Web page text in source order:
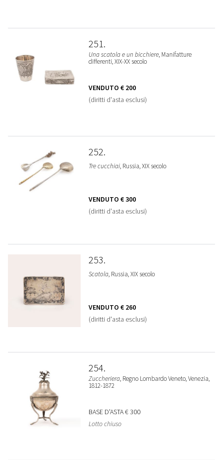
251
Una scatola e un bicchiere, Manifatture
differenti, XIX-XX secolo
VENDUTO € 200
(diritti d'asta esclusi)
252
Tre cucchiai, Russia, XIX secolo
VENDUTO € 300
(diritti d'asta esclusi)
253
Scatola, Russia, XIX secolo
VENDUTO € 260
(diritti d'asta esclusi)
254
Zuccheriera, Regno Lombardo Veneto, Venezia,
1812-1872
BASE D'ASTA€ 300
Lotto chiuso